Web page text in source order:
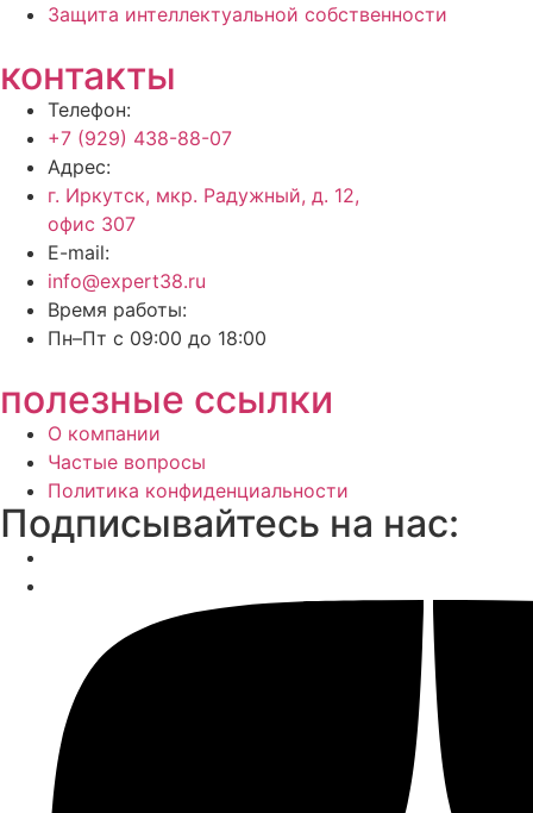
Защита интеллектуальной собственности
контакты
Телефон:
+7 (929) 438-88-07
Адрес:
г. Иркутск, мкр. Радужный, д. 12,
офис 307
E-mail:
info@expert38.ru
Время работы:
Пн–Пт с 09:00 до 18:00
полезные ссылки
О компании
Частые вопросы
Политика конфиденциальности
Подписывайтесь на нас: